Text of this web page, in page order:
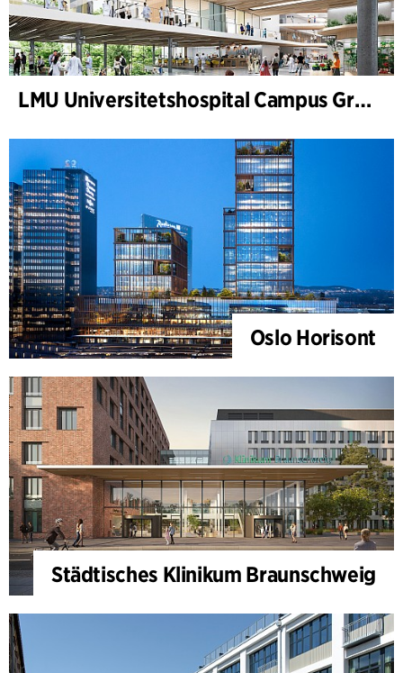
LMU Universitetshospital Campus Grosshadern
Oslo Horisont
Städtisches Klinikum Braunschweig